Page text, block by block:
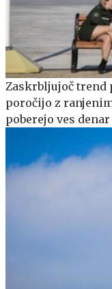
Zaskrbljujoč trend
poročijo z
poberejo ves denar